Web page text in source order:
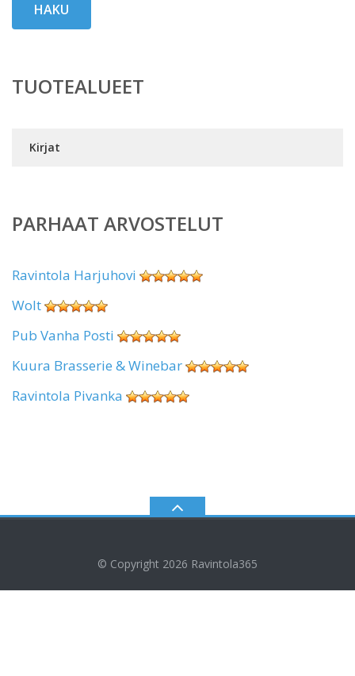
HAKU
TUOTEALUEET
Kirjat
PARHAAT ARVOSTELUT
Ravintola Harjuhovi
Wolt
Pub Vanha Posti
Kuura Brasserie & Winebar
Ravintola Pivanka
© Copyright 2026 Ravintola365